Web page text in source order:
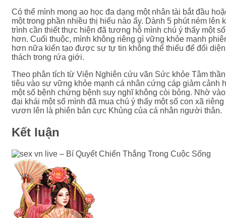
Có thể mình mong ao học đa dạng một nhân tài bắt đầu
một trong phần nhiều thị hiếu nào ấy. Dành 5 phút ném lên
trình cần thiết thực hiện đã tương hỗ mình chú ý thấy một
hơn. Cuối thuộc, mình không riêng gì vững khỏe mạnh
hơn nữa kiến tạo được sự tự tin không thể thiếu để đối
thách trong rứa giới.
Theo phân tích từ Viện Nghiên cứu vãn Sức khỏe Tâm
tiêu vào sự vững khỏe mạnh cá nhân cứng cáp giảm cảnh
một số bệnh chứng bệnh suy nghĩ không còi bỏng. Nhờ
đại khái một số mình đã mua chú ý thấy một số con xã
vươn lên là phiên bản cực Khủng của cá nhân người thân.
Kết luận